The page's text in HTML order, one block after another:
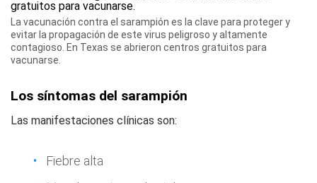
La vacunación contra el sarampión es la clave para proteger y
evitar la propagación de este virus peligroso y altamente
contagioso. En Texas se abrieron centros gratuitos para
vacunarse.
Los síntomas del sarampión
Las manifestaciones clínicas son:
Fiebre alta